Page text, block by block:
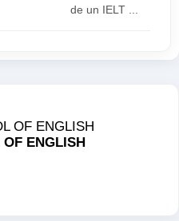
de un IELT ...
ENGLISH